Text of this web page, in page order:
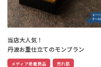
当店大人気！
丹波お重仕立てのモンブラン
メディア掲載商品
売れ筋